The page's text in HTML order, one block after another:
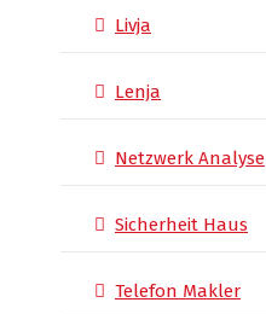
Livja
Lenja
Netzwerk Analyse
Sicherheit Haus
Telefon Makler